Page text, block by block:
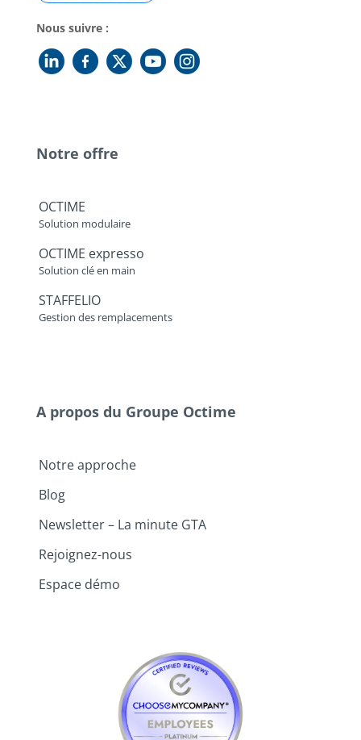
Nous suivre :
Notre offre
OCTIME
Solution modulaire
OCTIME expresso
Solution clé en main
STAFFELIO
Gestion des remplacements
A propos du Groupe Octime
Notre approche
Blog
Newsletter – La minute GTA
Rejoignez-nous
Espace démo